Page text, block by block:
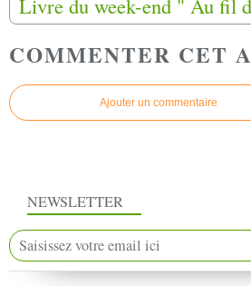
COMMENTER CET
Ajouter un commentaire
NEWSLETTER